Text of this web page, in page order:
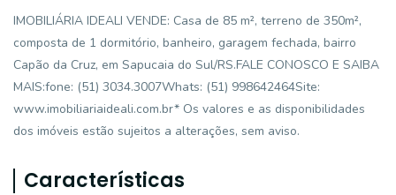
IMOBILIÁRIA IDEALI VENDE: Casa de 85 m², terreno de 350m²,
composta de 1 dormitório, banheiro, garagem fechada, bairro
Capão da Cruz, em Sapucaia do Sul/RS.FALE CONOSCO E SAIBA
MAIS:fone: (51) 3034.3007Whats: (51) 998642464Site:
www.imobiliariaideali.com.br* Os valores e as disponibilidades
dos imóveis estão sujeitos a alterações, sem aviso.
Características